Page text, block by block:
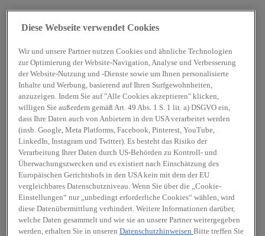
Diese Webseite verwendet Cookies
Wir und unsere Partner nutzen Cookies und ähnliche Technologien
zur Optimierung der Website-Navigation, Analyse und Verbesserung
der Website-Nutzung und -Dienste sowie um Ihnen personalisierte
Inhalte und Werbung, basierend auf Ihren Surfgewohnheiten,
anzuzeigen. Indem Sie auf "Alle Cookies akzeptieren" klicken,
willigen Sie außerdem gemäß Art. 49 Abs. 1 S. 1 lit. a) DSGVO ein,
dass Ihre Daten auch von Anbietern in den USA verarbeitet werden
(insb. Google, Meta Platforms, Facebook, Pinterest, YouTube,
LinkedIn, Instagram und Twitter). Es besteht das Risiko der
Verarbeitung Ihrer Daten durch US-Behörden zu Kontroll- und
Überwachungszwecken und es existiert nach Einschätzung des
Europäischen Gerichtshofs in den USA kein mit dem der EU
vergleichbares Datenschutzniveau. Wenn Sie über die „Cookie-
Einstellungen“ nur „unbedingt erforderliche Cookies“ wählen, wird
diese Datenübermittlung verhindert. Weitere Informationen darüber,
welche Daten gesammelt und wie sie an unsere Partner weitergegeben
werden, erhalten Sie in unseren Datenschutzhinweisen Bitte treffen Sie